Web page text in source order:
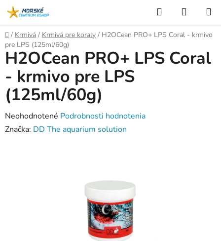
Prejsť
na
obsah
Hľadať
KOŠÍK
Domov
/ Krmivá / Krmivá pre koraly / H2OCean PRO+ LPS Coral - krmivo
pre LPS (125ml/60g)
H2OCean PRO+ LPS Coral
- krmivo pre LPS
(125ml/60g)
Priemerné
hodnotenie
Neohodnotené Podrobnosti hodnotenia
Značka: DD The aquarium solution